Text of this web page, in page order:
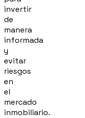
invertir
de
manera
informada
y
evitar
riesgos
en
el
mercado
inmobiliario.